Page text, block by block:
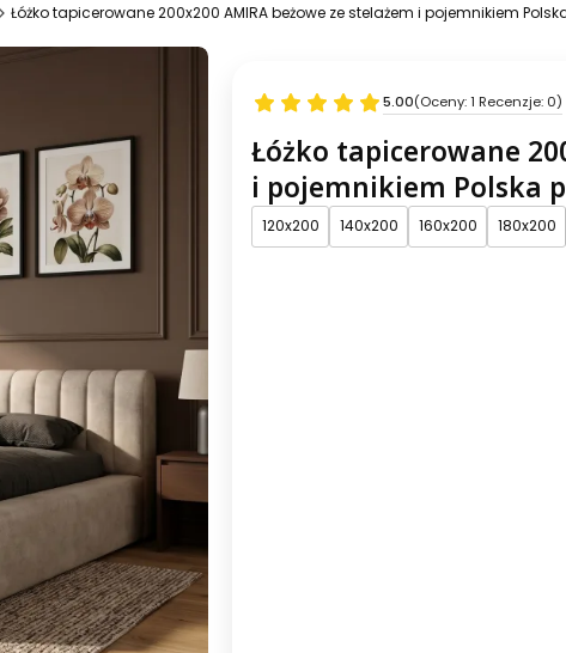
Łóżko tapicerowane 200x200 AMIRA beżowe ze stelażem i pojemnikiem
5.00(Oceny: 1 Recenzje: 0)
Łóżko tapicerowane
i pojemnikiem Polska
120x200 140x200 160x200 180x200